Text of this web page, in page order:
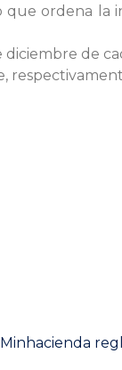
ordena la
de
Minhacienda